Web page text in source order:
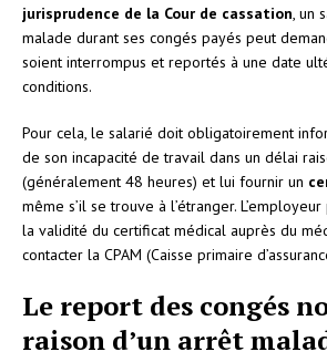
jurisprudence de la Cour de cassation, un
malade durant ses congés payés peut
soient interrompus et reportés à une date
conditions.
Pour cela, le salarié doit obligatoirement
de son incapacité de travail dans un délai
(généralement 48 heures) et lui fournir un
même s’il se trouve à l’étranger.
la validité du certificat médical auprès du
contacter la CPAM (Caisse primaire
Le report des congés
raison d’un arrêt